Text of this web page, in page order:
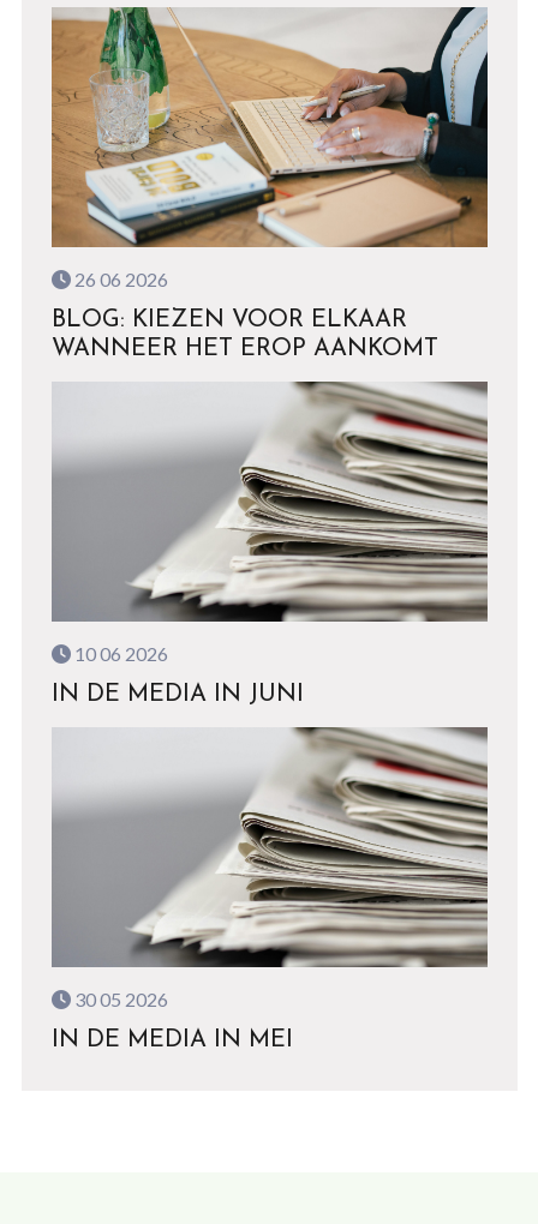
26 06 2026
BLOG: KIEZEN VOOR ELKAAR
WANNEER HET EROP AANKOMT
10 06 2026
IN DE MEDIA IN JUNI
30 05 2026
IN DE MEDIA IN MEI